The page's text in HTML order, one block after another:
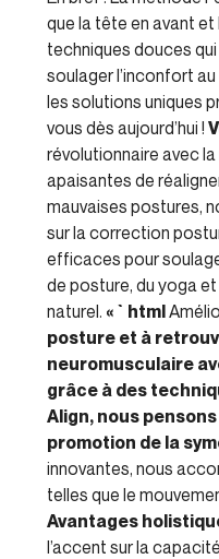
que la tête en avant
techniques douces
soulager l’inconfort
les solutions uniques
vous dès aujourd’hui !
révolutionnaire avec
apaisantes de
mauvaises postures,
sur la correction
efficaces pour
de posture, du yoga
naturel. « `html
posture et à
neuromusculaire
grâce à des
Align, nous
promotion de la
innovantes, nous
telles que le
Avantages
l’accent sur la